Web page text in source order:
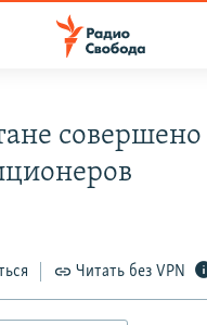
ПРОЕКТЫ
Читать без VPN